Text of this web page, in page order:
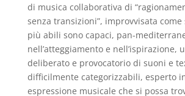
di musica collaborativa di
senza transizioni”, improvvisata
più abili sono capaci, pan-
nell’atteggiamento e nell’ispirazione,
deliberato e provocatorio di suoni e
difficilmente categorizzabili, esperto
espressione musicale che si possa